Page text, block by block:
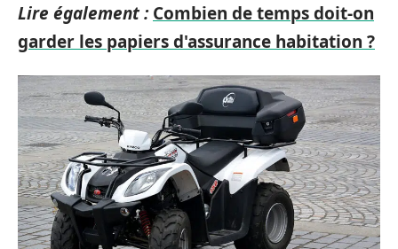
Lire également : Combien de temps doit-on
garder les papiers d'assurance habitation ?